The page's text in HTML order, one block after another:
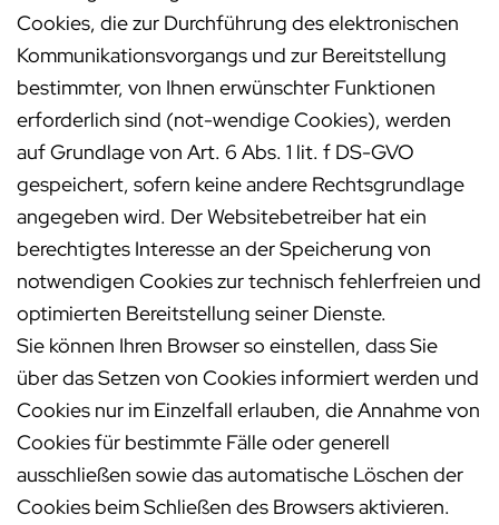
Cookies, die zur Durchführung des elektronischen
Kommunikationsvorgangs und zur Bereitstellung
bestimmter, von Ihnen erwünschter Funktionen
erforderlich sind (not-wendige Cookies), werden
auf Grundlage von Art. 6 Abs. 1 lit. f DS-GVO
gespeichert, sofern keine andere Rechtsgrundlage
angegeben wird. Der Websitebetreiber hat ein
berechtigtes Interesse an der Speicherung von
notwendigen Cookies zur technisch fehlerfreien und
optimierten Bereitstellung seiner Dienste.
Sie können Ihren Browser so einstellen, dass Sie
über das Setzen von Cookies informiert werden und
Cookies nur im Einzelfall erlauben, die Annahme von
Cookies für bestimmte Fälle oder generell
ausschließen sowie das automatische Löschen der
Cookies beim Schließen des Browsers aktivieren.